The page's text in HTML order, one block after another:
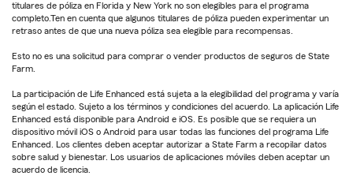
titulares de póliza en Florida y New York no son elegibles para el programa
completo.Ten en cuenta que algunos titulares de póliza pueden experimentar un
retraso antes de que una nueva póliza sea elegible para recompensas.
Esto no es una solicitud para comprar o vender productos de seguros de State
Farm.
La participación de Life Enhanced está sujeta a la elegibilidad del programa y varía
según el estado. Sujeto a los términos y condiciones del acuerdo. La aplicación Life
Enhanced está disponible para Android e iOS. Es posible que se requiera un
dispositivo móvil iOS o Android para usar todas las funciones del programa Life
Enhanced. Los clientes deben aceptar autorizar a State Farm a recopilar datos
sobre salud y bienestar. Los usuarios de aplicaciones móviles deben aceptar un
acuerdo de licencia.